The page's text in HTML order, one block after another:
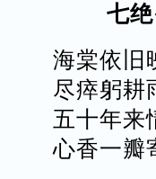
七绝
海棠依旧
尽瘁躬耕
五十年来
心香一瓣